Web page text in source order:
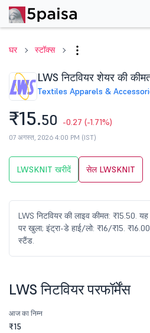
घर स्टॉक्स
LWS निटवियर शेयर की
Textiles Apparels &
₹15.50 -0.27 (-1.71%)
07 अगस्त, 2026 4:00 PM (IST)
LWSKNIT खरीदें सेल LWSKNIT
LWS निटवियर की लाइव कीमत: ₹15.50.
पर खुला; इंट्रा-डे हाई/लो: ₹16/₹15.
स्टैंड.
परफॉर्मेंसफाइनेंशियल्स
LWS निटवियर परफॉर्मेंस
आज का निम्न
₹15